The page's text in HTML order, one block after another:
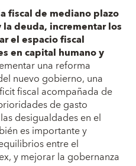
fiscal de mediano plazo
deuda, incrementar los
el espacio fiscal
en capital humano y
una reforma
nuevo gobierno, una
fiscal acompañada de
de gasto
desigualdades en el
es importante y
entre el
y mejorar la gobernanza